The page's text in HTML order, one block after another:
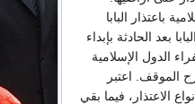
باعتذار البابا
بعد الحادثة بإبداء
الدول الإسلامية
الموقف. اعتبر
الاعتذار، فيما بقي